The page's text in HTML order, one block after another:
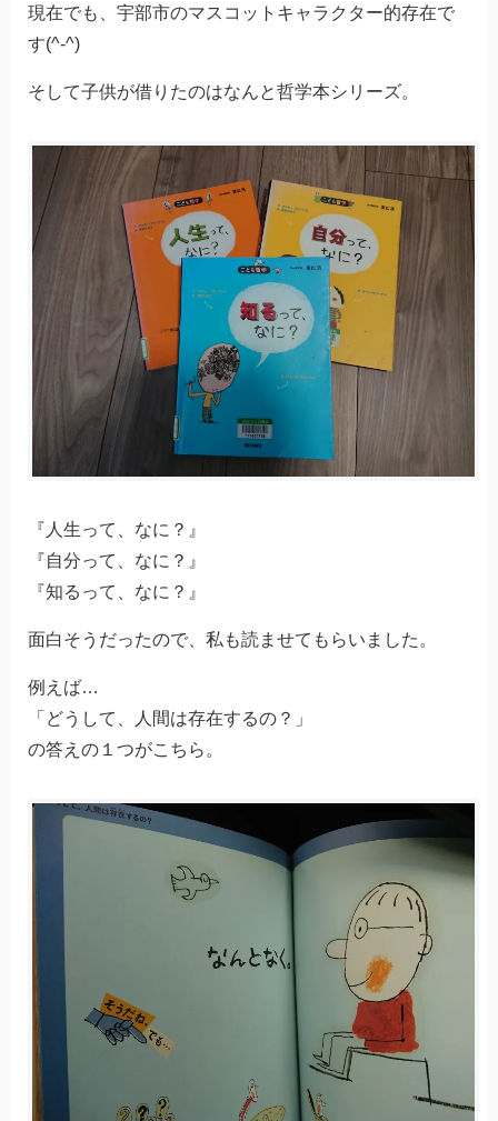
現在でも、宇部市のマスコットキャラクター的存在で
す(^-^)
そして子供が借りたのはなんと哲学本シリーズ。
『人生って、なに？』
『自分って、なに？』
『知るって、なに？』
面白そうだったので、私も読ませてもらいました。
例えば…
「どうして、人間は存在するの？」
の答えの１つがこちら。